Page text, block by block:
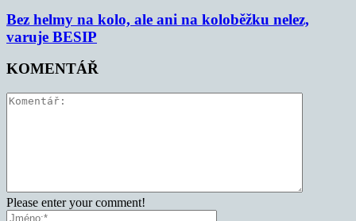
Bez helmy na kolo, ale ani na koloběžku nelez,
varuje BESIP
KOMENTÁŘ
Please enter your comment!